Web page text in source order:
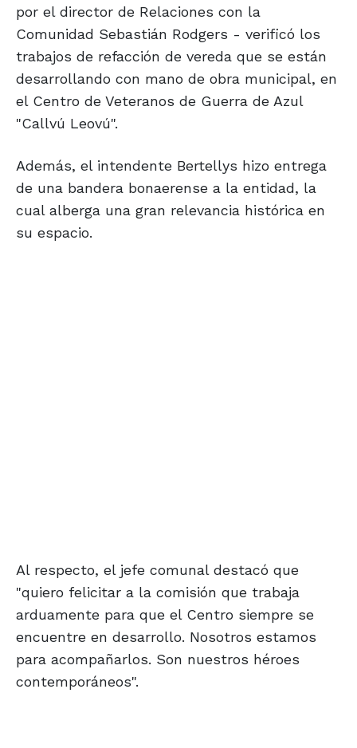
por el director de Relaciones con la
Comunidad Sebastián Rodgers - verificó los
trabajos de refacción de vereda que se están
desarrollando con mano de obra municipal, en
el Centro de Veteranos de Guerra de Azul
"Callvú Leovú".
Además, el intendente Bertellys hizo entrega
de una bandera bonaerense a la entidad, la
cual alberga una gran relevancia histórica en
su espacio.
Al respecto, el jefe comunal destacó que
"quiero felicitar a la comisión que trabaja
arduamente para que el Centro siempre se
encuentre en desarrollo. Nosotros estamos
para acompañarlos. Son nuestros héroes
contemporáneos".